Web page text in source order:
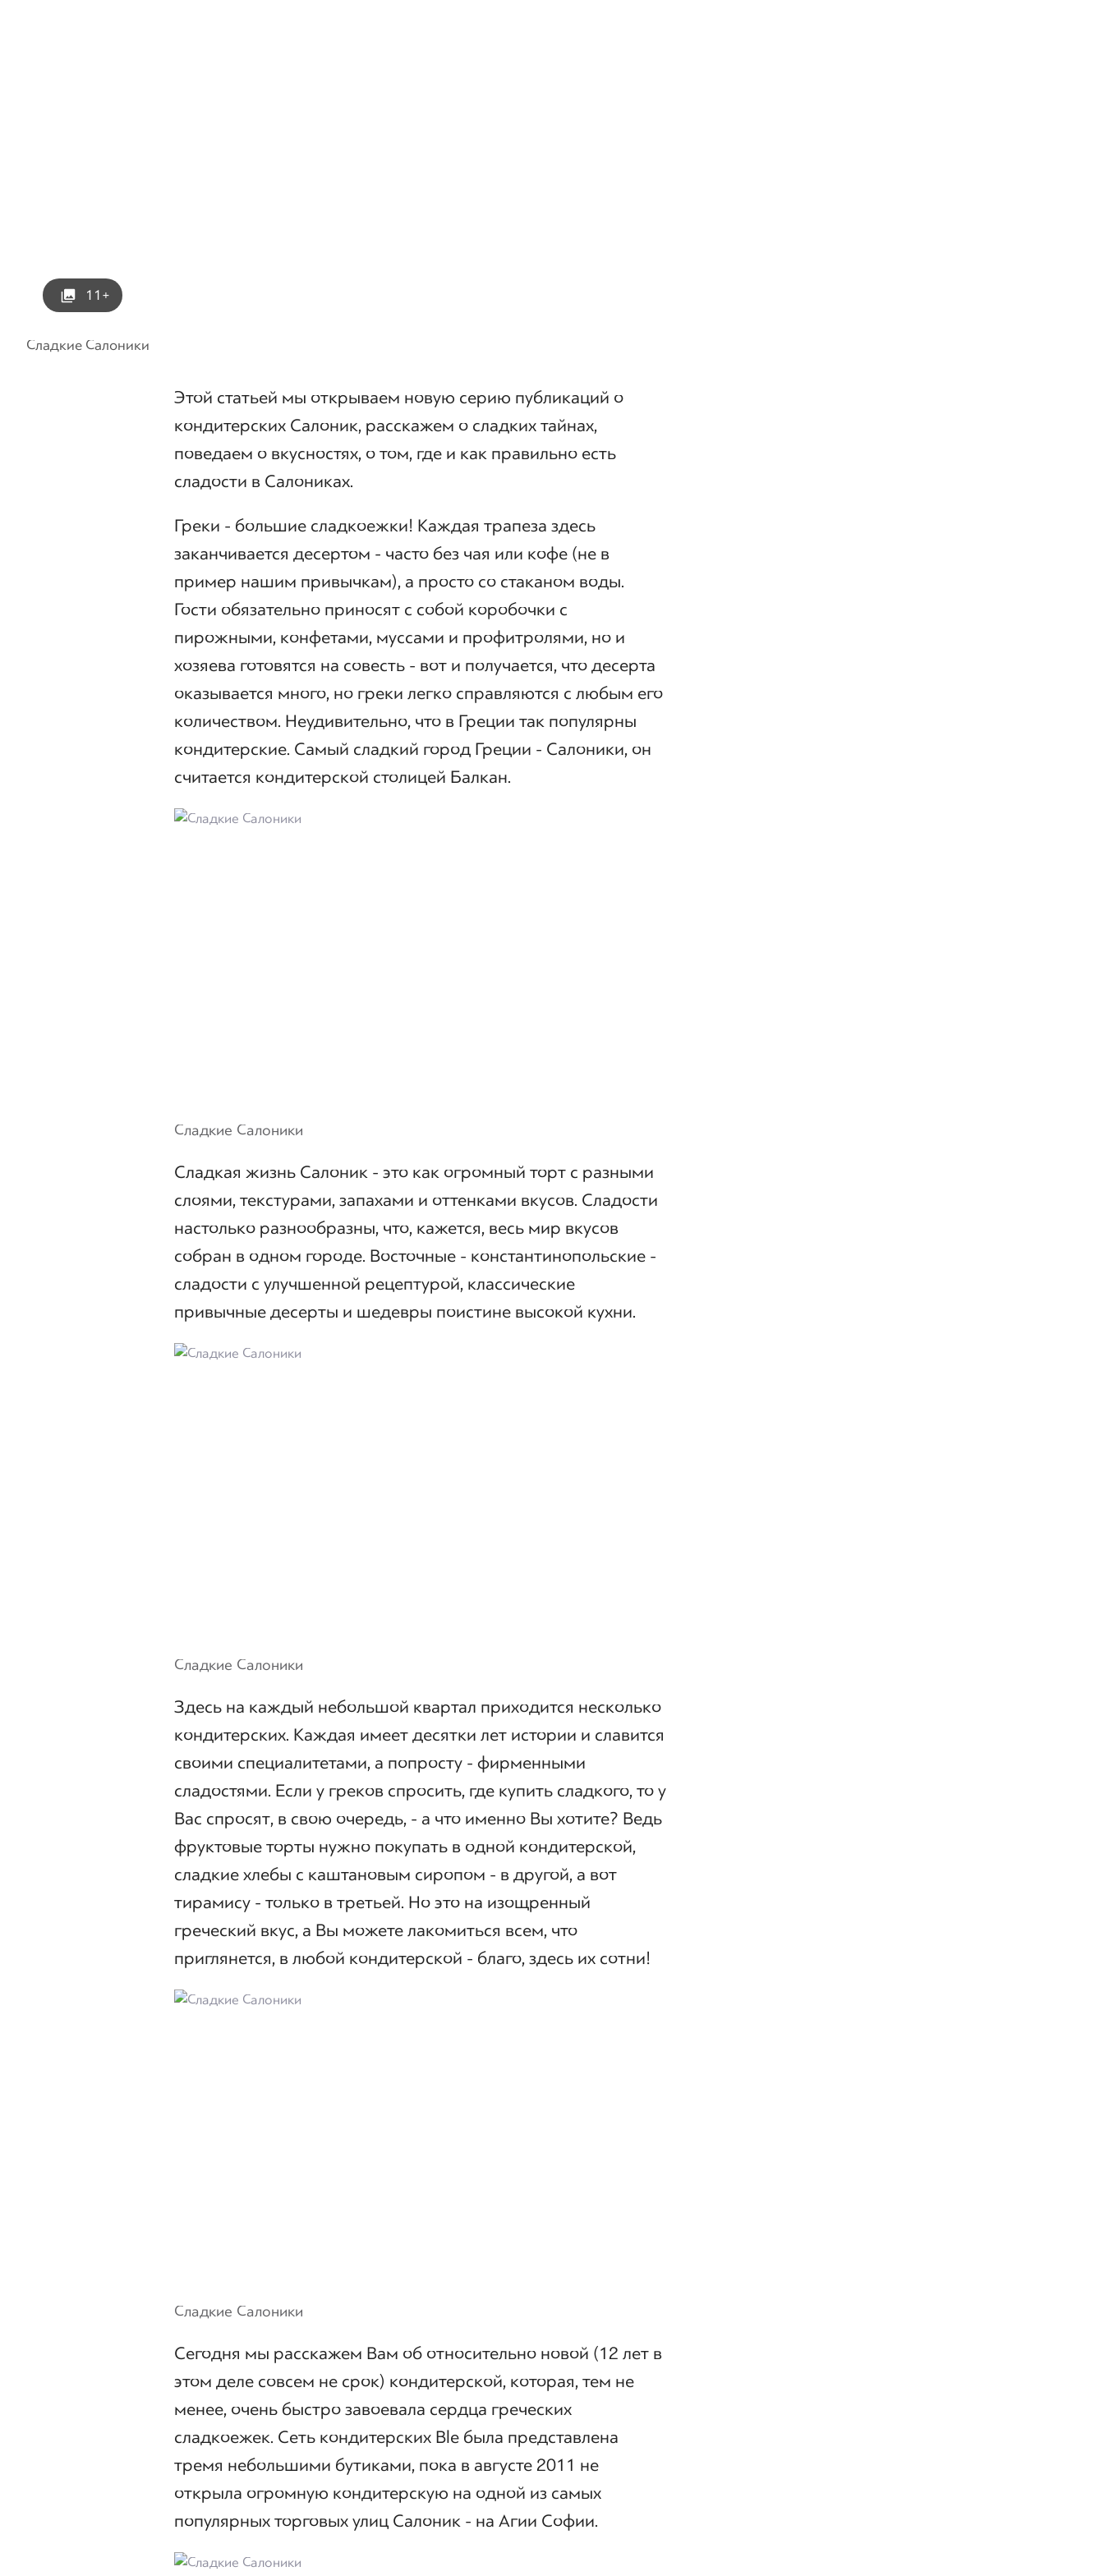
11+
Сладкие Салоники
Этой статьей мы открываем новую серию публикаций о
кондитерских Салоник, расскажем о сладких тайнах,
поведаем о вкусностях, о том, где и как правильно есть
сладости в Салониках.
Греки - большие сладкоежки! Каждая трапеза здесь
заканчивается десертом - часто без чая или кофе (не в
пример нашим привычкам), а просто со стаканом воды.
Гости обязательно приносят с собой коробочки с
пирожными, конфетами, муссами и профитролями, но и
хозяева готовятся на совесть - вот и получается, что десерта
оказывается много, но греки легко справляются с любым его
количеством. Неудивительно, что в Греции так популярны
кондитерские. Самый сладкий город Греции - Салоники, он
считается кондитерской столицей Балкан.
Сладкие Салоники
Сладкая жизнь Салоник - это как огромный торт с разными
слоями, текстурами, запахами и оттенками вкусов. Сладости
настолько разнообразны, что, кажется, весь мир вкусов
собран в одном городе. Восточные - константинопольские -
сладости с улучшенной рецептурой, классические
привычные десерты и шедевры поистине высокой кухни.
Сладкие Салоники
Здесь на каждый небольшой квартал приходится несколько
кондитерских. Каждая имеет десятки лет истории и славится
своими специалитетами, а попросту - фирменными
сладостями. Если у греков спросить, где купить сладкого, то у
Вас спросят, в свою очередь, - а что именно Вы хотите? Ведь
фруктовые торты нужно покупать в одной кондитерской,
сладкие хлебы с каштановым сиропом - в другой, а вот
тирамису - только в третьей. Но это на изощренный
греческий вкус, а Вы можете лакомиться всем, что
приглянется, в любой кондитерской - благо, здесь их сотни!
Сладкие Салоники
Сегодня мы расскажем Вам об относительно новой (12 лет в
этом деле совсем не срок) кондитерской, которая, тем не
менее, очень быстро завоевала сердца греческих
сладкоежек. Сеть кондитерских Ble была представлена
тремя небольшими бутиками, пока в августе 2011 не
открыла огромную кондитерскую на одной из самых
популярных торговых улиц Салоник - на Агии Софии.